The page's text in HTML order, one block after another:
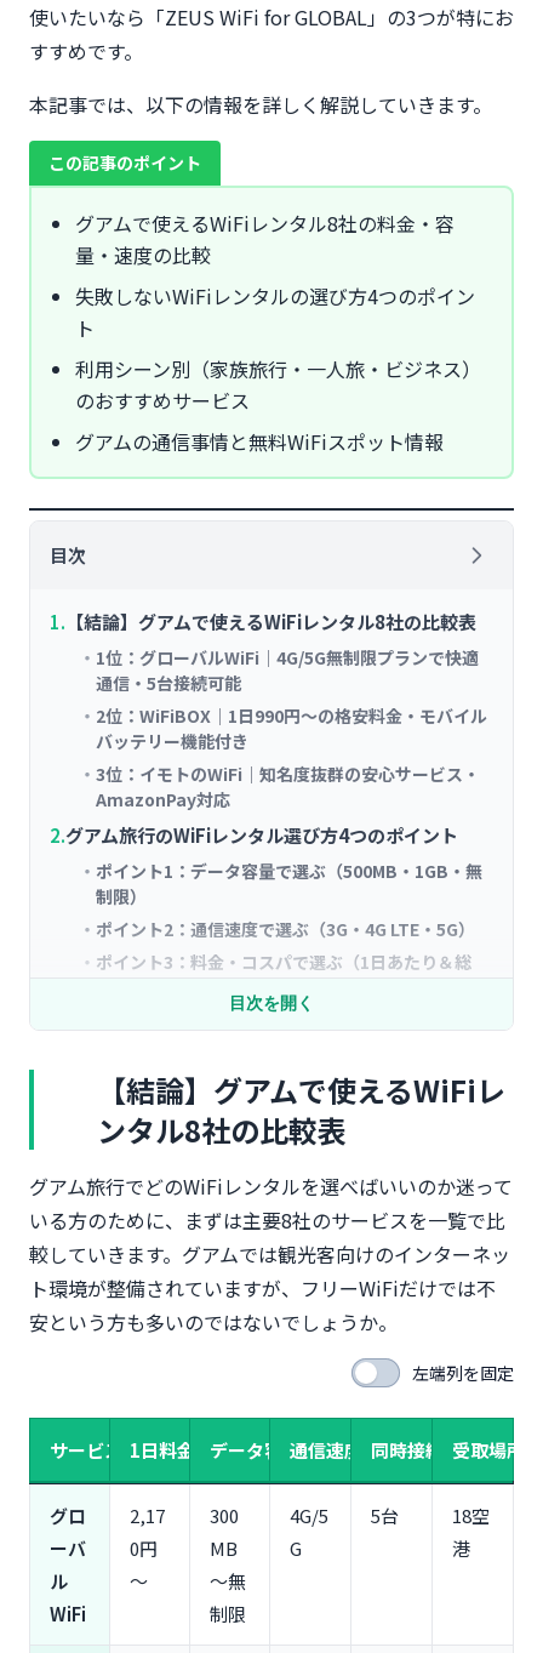
使いたいなら「ZEUS WiFi for GLOBAL」の3つが特にお
すすめです。
本記事では、以下の情報を詳しく解説していきます。
この記事のポイント
グアムで使えるWiFiレンタル8社の料金・容
量・速度の比較
失敗しないWiFiレンタルの選び方4つのポイン
ト
利用シーン別（家族旅行・一人旅・ビジネス）
のおすすめサービス
グアムの通信事情と無料WiFiスポット情報
目次
【結論】グアムで使えるWiFiレンタル8社の比較表
1位：グローバルWiFi｜4G/5G無制限プランで快適
通信・5台接続可能
2位：WiFiBOX｜1日990円～の格安料金・モバイル
バッテリー機能付き
3位：イモトのWiFi｜知名度抜群の安心サービス・
AmazonPay対応
グアム旅行のWiFiレンタル選び方4つのポイント
ポイント1：データ容量で選ぶ（500MB・1GB・無
制限）
ポイント2：通信速度で選ぶ（3G・4G LTE・5G）
ポイント3：料金・コスパで選ぶ（1日あたり＆総
ポイント4：受取・返却の利便性で選ぶ
を徹底解説
グローバルWiFi｜業界最大手・18空港で受取可能・
5G対応
WiFiBOX｜無人貸出機で24時間受取返却・バッテリ
ー機能付き
イモトのWiFi｜安心のサポート体制・AmazonPay
対応
ZEUS WiFi for GLOBAL｜業界最安級の1日1,150円
～・10台接続可能
【利用シーン別】グアムでおすすめのWiFiレンタル
の選び方
家族旅行（3～4人）なら無制限プランがおすすめ
一人旅・カップル旅行なら500MB～1GBプランで十
ビジネス出張なら5G対応・大容量プランが安心
グアムのWiFi・通信事情を解説
グアムの無料WiFiスポット（ホテル・ショッピング
目次を開く
【結論】グアムで使えるWiFiレ
ンタル8社の比較表
グアム旅行でどのWiFiレンタルを選べばいいのか迷って
いる方のために、まずは主要8社のサービスを一覧で比
較していきます。グアムでは観光客向けのインターネッ
ト環境が整備されていますが、フリーWiFiだけでは不
安という方も多いのではないでしょうか。
左端列を固定
サービス名1日料金（無制限）
データ容量通信速度 同時接続 受取場所
グロ
ーバ
ル
WiFi
2,17
0円
～
300
MB
～無
制限
4G/5
G
5台
18空
港